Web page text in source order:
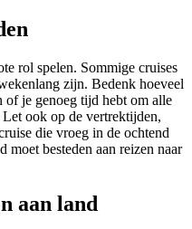
rol spelen. Sommige cruises
zijn. Bedenk hoeveel
of je genoeg tijd hebt om alle
Let ook op de vertrektijden,
die vroeg in de ochtend
moet besteden aan reizen naar
aan land